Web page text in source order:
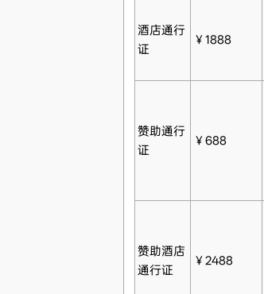
酒店通行
证
￥1888
赞助通行
证
￥688
赞助酒店
通行证
￥2488